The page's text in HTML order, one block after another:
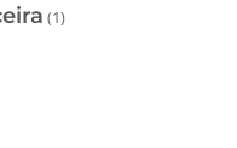
(1)